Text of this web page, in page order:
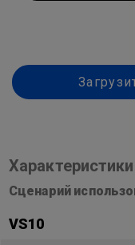
Характеристики
Сценарий
VS10